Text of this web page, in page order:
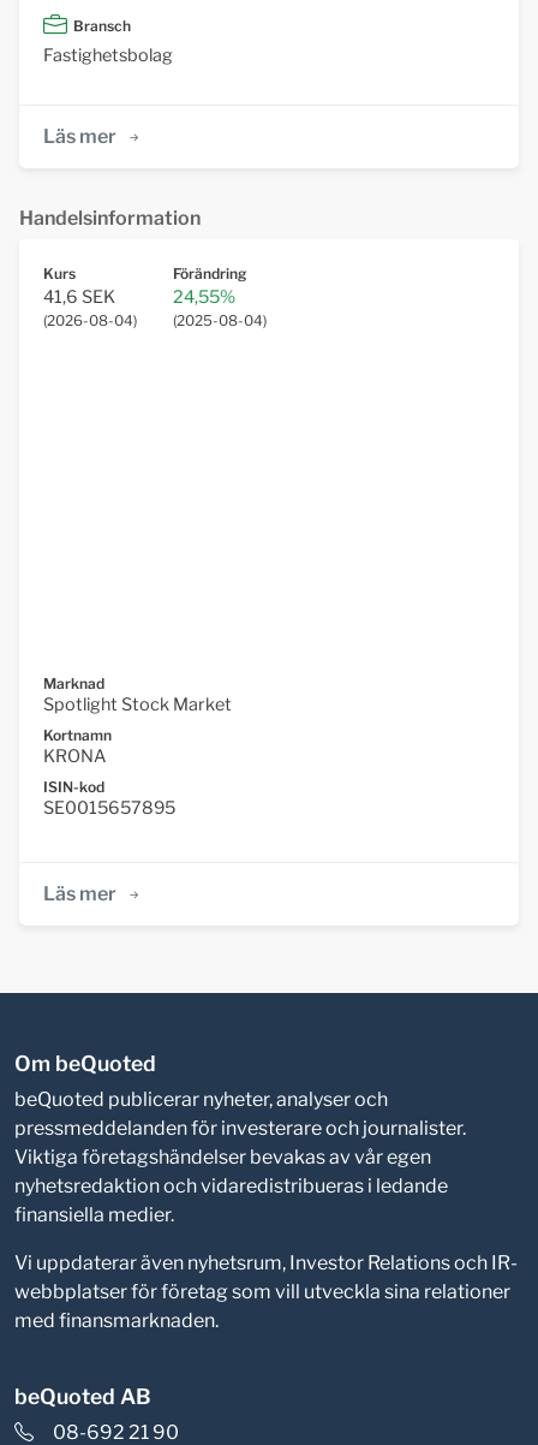
Bransch
Fastighetsbolag
Läs mer
Handelsinformation
Kurs
41,6 SEK
(2026-08-04)
Förändring
24,55%
(2025-08-04)
Marknad
Spotlight Stock Market
Kortnamn
KRONA
ISIN-kod
SE0015657895
Läs mer
Om beQuoted
beQuoted publicerar nyheter, analyser och
pressmeddelanden för investerare och journalister.
Viktiga företagshändelser bevakas av vår egen
nyhetsredaktion och vidaredistribueras i ledande
finansiella medier.
Vi uppdaterar även nyhetsrum, Investor Relations och IR-
webbplatser för företag som vill utveckla sina relationer
med finansmarknaden.
beQuoted AB
08-692 21 90